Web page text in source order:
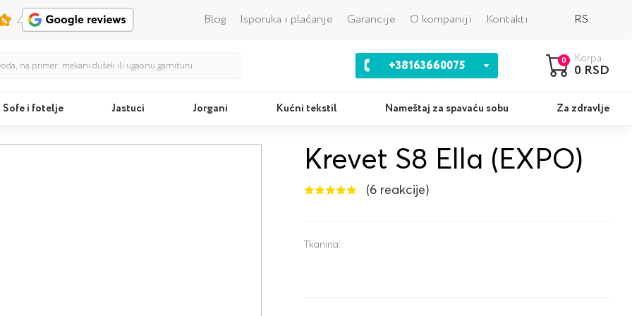
Blog Isporuka i plaćanje Garancije O kompaniji Kontakti RS
+38163660075 0 Korpa
0 RSD
Sofe i fotelje Jastuci Jorgani Kućni tekstil Nameštaj za spavaću sobu Za zdravlje
Nazad
Jastuci
Krevet S8 Ella (EXPO)
(6 reakcije)
Tkanina: